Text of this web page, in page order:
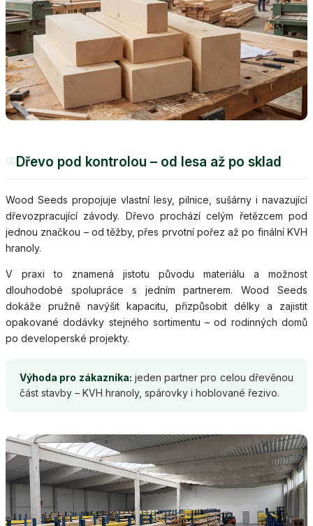
02Dřevo pod kontrolou – od lesa až po sklad
Wood Seeds propojuje vlastní lesy, pilnice, sušárny i navazující
dřevozpracující závody. Dřevo prochází celým řetězcem pod
jednou značkou – od těžby, přes prvotní pořez až po finální KVH
hranoly.
V praxi to znamená jistotu původu materiálu a možnost
dlouhodobé spolupráce s jedním partnerem. Wood Seeds
dokáže pružně navýšit kapacitu, přizpůsobit délky a zajistit
opakované dodávky stejného sortimentu – od rodinných domů
po developerské projekty.
Výhoda pro zákazníka: jeden partner pro celou dřevěnou
část stavby – KVH hranoly, spárovky i hoblované řezivo.